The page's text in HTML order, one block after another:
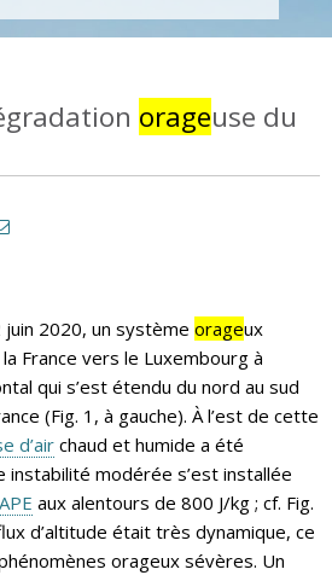
orageuse du
2020, un système orageux
France vers le Luxembourg à
qui s’est étendu du nord au sud
(Fig. 1, à gauche). À l’est de cette
d’air chaud et humide a été
instabilité modérée s’est installée
aux alentours de 800 J/kg ; cf. Fig.
d’altitude était très dynamique, ce
orageux sévères. Un